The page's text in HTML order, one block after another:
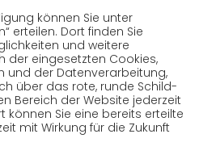
BewerberInnen
Webportal
Social Media
GO! App